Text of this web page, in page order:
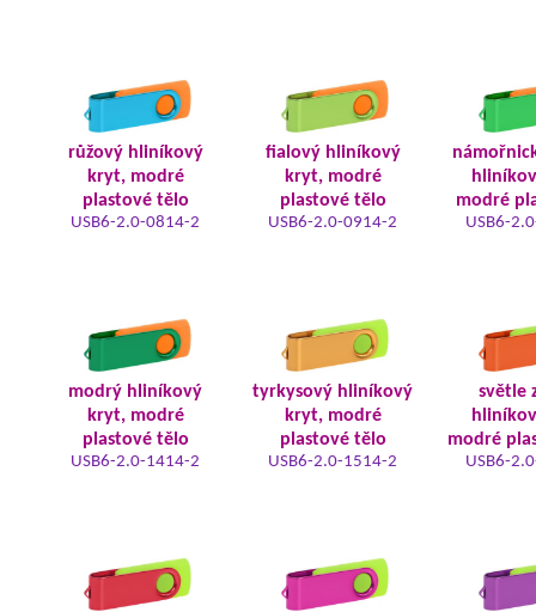
růžový hliníkový
kryt, modré
plastové tělo
USB6-2.0-0814-2
fialový hliníkový
kryt, modré
plastové tělo
USB6-2.0-0914-2
modré
USB6-
modrý hliníkový
kryt, modré
plastové tělo
USB6-2.0-1414-2
tyrkysový hliníkový
kryt, modré
plastové tělo
USB6-2.0-1514-2
světle
modré
USB6-